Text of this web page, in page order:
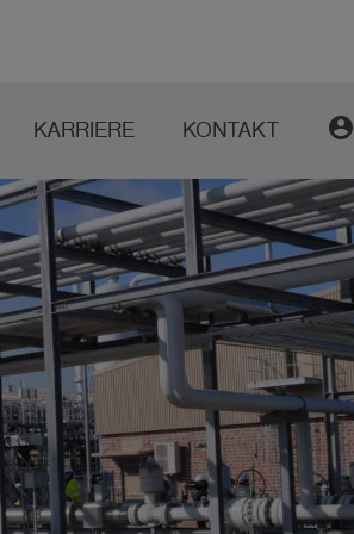
KARRIERE KONTAKT account_circle